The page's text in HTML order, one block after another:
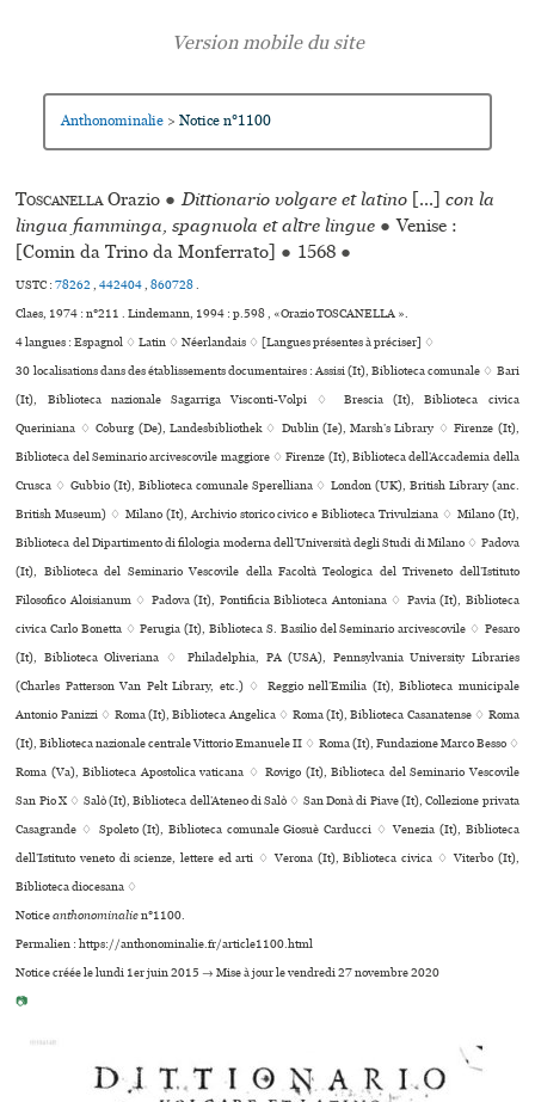
Anthonominalie > Notice n°1100
ToscanellaOrazio ● Dittionario volgare et latino [...]con la
lingua fiamminga, spagnuola et altre lingue ● Venise :
[Comin da Trino da Monferrato] ● 1568 ●
USTC :78262,442404,860728.
Claes, 1974 : n°211 . Lindemann, 1994 : p.598 , «Orazio TOSCANELLA ».
4 langues :Espagnol ♢Latin ♢Néerlandais ♢ [Langues présentes à préciser] ♢
30 localisations dans des établissements documentaires : Assisi (It), Biblioteca comunale ♢ Bari
(It), Biblioteca nazionale Sagarriga Visconti-Volpi ♢ Brescia (It), Biblioteca civica
Queriniana ♢ Coburg (De), Landesbibliothek ♢ Dublin (Ie), Marsh’s Library ♢ Firenze (It),
Biblioteca del Seminario arcivescovile maggiore ♢ Firenze (It), Biblioteca dell’Accademia della
Crusca ♢ Gubbio (It), Biblioteca comu­nale Sperelliana ♢ London (UK), British Library (anc.
British Museum) ♢ Milano (It), Archivio sto­rico civico e Biblioteca Trivulziana ♢ Milano (It),
Biblioteca del Dipartimento di filologia moderna dell’Università degli Studi di Milano ♢ Padova
(It), Biblioteca del Seminario Vescovile della Facoltà Teologica del Triveneto dell’Istituto
Filosofico Aloisianum ♢ Padova (It), Pontificia Biblioteca Antoniana ♢ Pavia (It), Biblioteca
civica Carlo Bonetta ♢ Perugia (It), Biblioteca S. Basilio del Seminario arci­ves­co­vile ♢ Pesaro
(It), Biblioteca Oliveriana ♢ Philadelphia, PA (USA), Pennsylvania University Libraries
(Charles Patterson Van Pelt Library, etc.) ♢ Reggio nell’Emilia (It), Biblioteca muni­ci­pale
Antonio Panizzi ♢ Roma (It), Biblioteca Angelica ♢ Roma (It), Biblioteca Casanatense ♢ Roma
(It), Biblioteca nazio­nale cen­trale Vittorio Emanuele II ♢ Roma (It), Fundazione Marco Besso ♢
Roma (Va), Biblioteca Apostolica vaticana ♢ Rovigo (It), Biblioteca del Seminario Vescovile
San Pio X ♢ Salò (It), Biblioteca dell’Ateneo di Salò ♢ San Donà di Piave (It), Collezione privata
Casagrande ♢ Spoleto (It), Biblioteca comu­nale Giosuè Carducci ♢ Venezia (It), Biblioteca
dell’Istituto veneto di scienze, lettere ed arti ♢ Verona (It), Biblioteca civica ♢ Viterbo (It),
Biblioteca diocesana ♢
Noticeanthonominalien°1100.
Permalien : https://anthonominalie.fr/article1100.html
Notice créée le lundi 1er juin 2015 → Mise à jour le vendredi 27 novembre 2020
📷